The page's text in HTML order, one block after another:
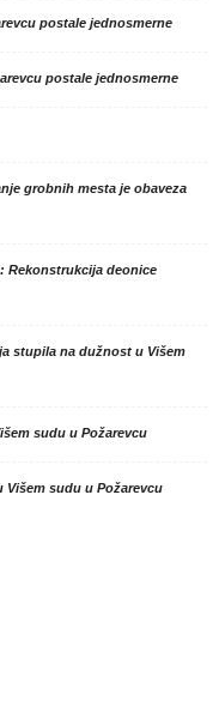
postale jednosmerne
postale jednosmerne
grobnih mesta je obaveza
Rekonstrukcija deonice
stupila na dužnost u Višem
sudu u Požarevcu
sudu u Požarevcu